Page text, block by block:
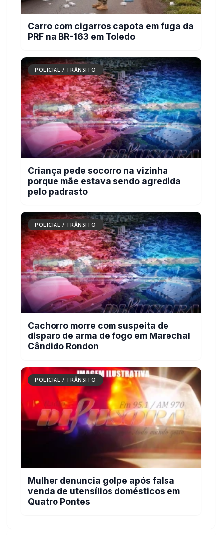
Carro com cigarros capota em fuga da
PRF na BR-163 em Toledo
POLICIAL / TRÂNSITO
Criança pede socorro na vizinha
porque mãe estava sendo agredida
pelo padrasto
POLICIAL / TRÂNSITO
Cachorro morre com suspeita de
disparo de arma de fogo em Marechal
Cândido Rondon
POLICIAL / TRÂNSITO
Mulher denuncia golpe após falsa
venda de utensílios domésticos em
Quatro Pontes